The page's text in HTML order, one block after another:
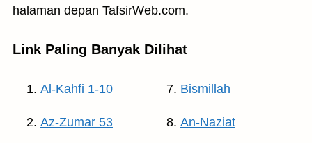
halaman depan TafsirWeb.com.
Link Paling Banyak Dilihat
Al-Kahfi 1-10
Az-Zumar 53
Bismillah
An-Naziat